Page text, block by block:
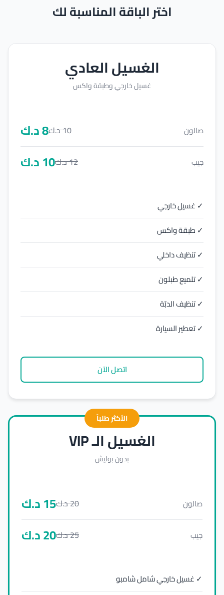
اختر الباقة المناسبة لك
الغسيل العادي
غسيل خارجي وطبقة واكس
صالون 10د.ك8د.ك
جيب 12د.ك10د.ك
✓ غسيل خارجي
✓ طبقة واكس
✓ تنظيف داخلي
✓ تلميع طبلون
✓ تنظيف الدبّة
✓ تعطير السيارة
اتصل الآن
الأكثر طلباً
الغسيل الـ VIP
بدون بوليش
صالون 20د.ك15د.ك
جيب 25د.ك20د.ك
✓ غسيل خارجي شامل شامبو